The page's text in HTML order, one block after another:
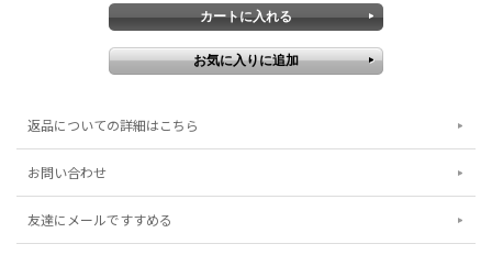
返品についての詳細はこちら
お問い合わせ
友達にメールですすめる